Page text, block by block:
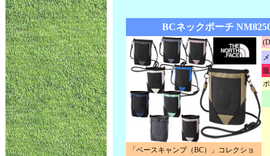
BCネックポーチ
「ベースキャンプ（BC）」コレクショ